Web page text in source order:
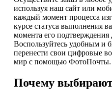
используя наш сайт или
каждый момент процесса
курсе статуса выполнения
момента его подтверждения
Воспользуйтесь удобным и
перенести свои цифровые
мир с помощью ФотоПочты.
Почему